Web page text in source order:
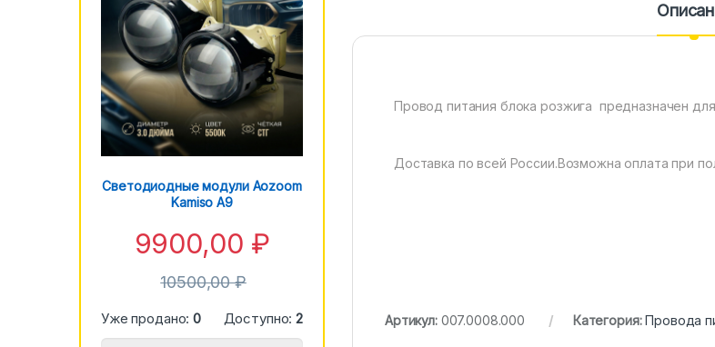
Провод питания блока розжига предназначен
Доставка по всей России.Возможна оплата при
Артикул: 007.0008.000 Категория:Провода
Светодиодные модули Aozoom
Kamiso A9
9900,00 ₽
10500,00₽
Уже продано:0 Доступно:2